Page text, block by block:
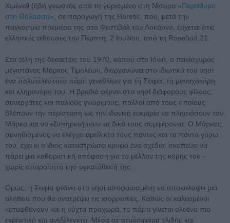
Χιμένεθ (ήδη γνωστός από το γυρισμένο στη Νίσυρο «Παράθυρο
στη Θάλασσα» , σε παραγωγή της Heretic, που, μετά την
παγκόσμια πρεμιέρα της στο Φεστιβάλ του Λοκάρνο, έρχεται στις
ελληνικές αίθουσες την Πέμπτη, 2 Ιουλίου, από τη Rosebud.21.
Στα τέλη της δεκαετίας του 1970, κάπου στο Ιόνιο, ο πανίσχυρος
μεγιστάνας Μάρκος Τιμολέων, διοργανώνει στο ιδιωτικό του νησί
ένα πολυτελέστατο πάρτι γενεθλίων για τη Σοφία, τη μοναχοκόρη
και κληρονόμο του. Η βραδιά φέρνει στο νησί διάφορους φίλους,
συνεργάτες και παλιούς γνώριμους, πολλοί από τους οποίους
βλέπουν την περίσταση ως την ιδανική ευκαιρία να πλησιάσουν τον
Μάρκο και να εξυπηρετήσουν τα δικά τους συμφέροντα. Ο Μάρκος,
συνηθισμένος να ελέγχει αμείλικτα τους πάντες και τα πάντα γύρω
του, έχει κι ο ίδιος καταστρώσει κρυφά ένα σχέδιο: σκοπεύει να
πάρει μια καθοριστική απόφαση για το μέλλον της κόρης του -
χωρίς απαραίτητα τησ υγκατάθεσή της.
Ομως, η Σοφία φτάνει στο νησί αποφασισμένη να αποκαλύψει μια
αλήθεια που θα ανατρέψει τις ισορροπίες. Καθώς οι καλεσμένοι
καταφθάνουν και η νύχτα προχωρά, το πάρτι γίνεται ολοένα πιο
εκρηκτικό και ανεξέλεγκτο. Μέσα σε ατμόσφαιρα χλιδής και